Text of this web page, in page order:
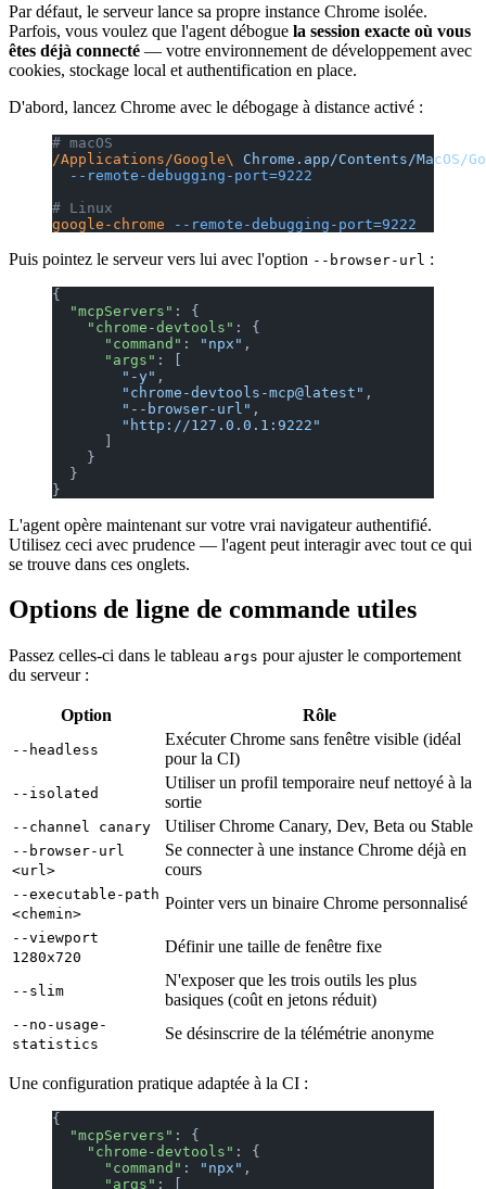
Par défaut, le serveur lance sa propre instance Chrome isolée.
Parfois, vous voulez que l'agent débogue la session exacte où vous
êtes déjà connecté — votre environnement de développement avec
cookies, stockage local et authentification en place.
D'abord, lancez Chrome avec le débogage à distance activé :
# macOS
/Applications/Google\
Chrome.app/Contents/MacOS/
  --remote-debugging-port=9222
# Linux
google-chrome --remote-debugging-port=9222
Puis pointez le serveur vers lui avec l'option --browser-url :
{
  "mcpServers"
: {
    "chrome-devtools"
: {
      "command"
: "npx" ,
      "args"
: [
        "-y"
,
        "chrome-devtools-mcp@latest"
,
        "--browser-url"
,
        "http://127.0.0.1:9222"
      ]
    }
  }
}
L'agent opère maintenant sur votre vrai navigateur authentifié.
Utilisez ceci avec prudence — l'agent peut interagir avec tout ce qui
se trouve dans ces onglets.
Options de ligne de commande utiles
Passez celles-ci dans le tableau args pour ajuster le comportement
du serveur :
Option Rôle
--headless
Exécuter Chrome sans fenêtre visible (idéal
pour la CI)
--isolated
Utiliser un profil temporaire neuf nettoyé à la
sortie
--channel canary Utiliser Chrome Canary, Dev, Beta ou Stable
--browser-url
<url>
Se connecter à une instance Chrome déjà en
cours
--executable-path
<chemin>
Pointer vers un binaire Chrome personnalisé
--viewport
1280x720
Définir une taille de fenêtre fixe
--slim
N'exposer que les trois outils les plus
basiques (coût en jetons réduit)
--no-usage-
statistics
Se désinscrire de la télémétrie anonyme
Une configuration pratique adaptée à la CI :
{
  "mcpServers"
: {
    "chrome-devtools"
: {
      "command"
: "npx" ,
      "args"
: [